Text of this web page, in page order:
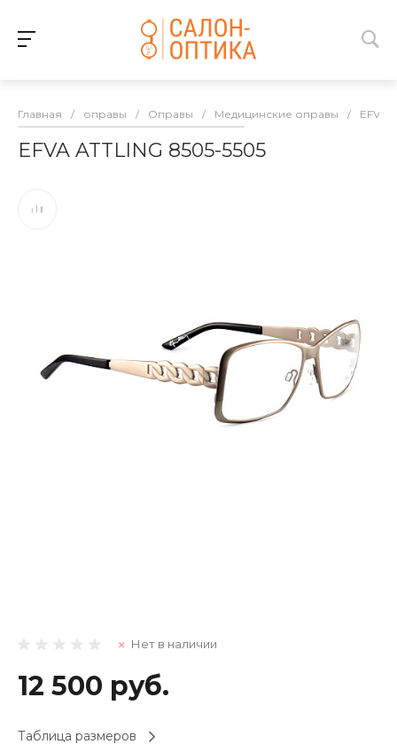
Главная / оправы / Оправы / Медицинские оправы / EFVA
EFVA ATTLING 8505-5505
Нет в наличии
12 500 руб.
Таблица размеров